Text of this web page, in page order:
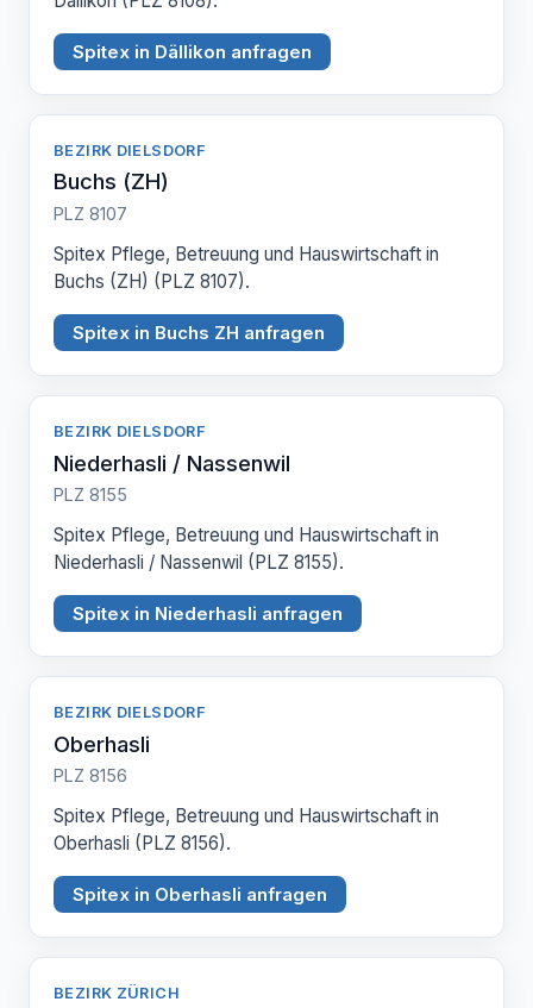
Spitex in Dällikon anfragen
BEZIRK DIELSDORF
Buchs (ZH)
PLZ 8107
Spitex Pflege, Betreuung und Hauswirtschaft in
Buchs (ZH) (PLZ 8107).
Spitex in Buchs ZH anfragen
BEZIRK DIELSDORF
Niederhasli / Nassenwil
PLZ 8155
Spitex Pflege, Betreuung und Hauswirtschaft in
Niederhasli / Nassenwil (PLZ 8155).
Spitex in Niederhasli anfragen
BEZIRK DIELSDORF
Oberhasli
PLZ 8156
Spitex Pflege, Betreuung und Hauswirtschaft in
Oberhasli (PLZ 8156).
Spitex in Oberhasli anfragen
BEZIRK ZÜRICH